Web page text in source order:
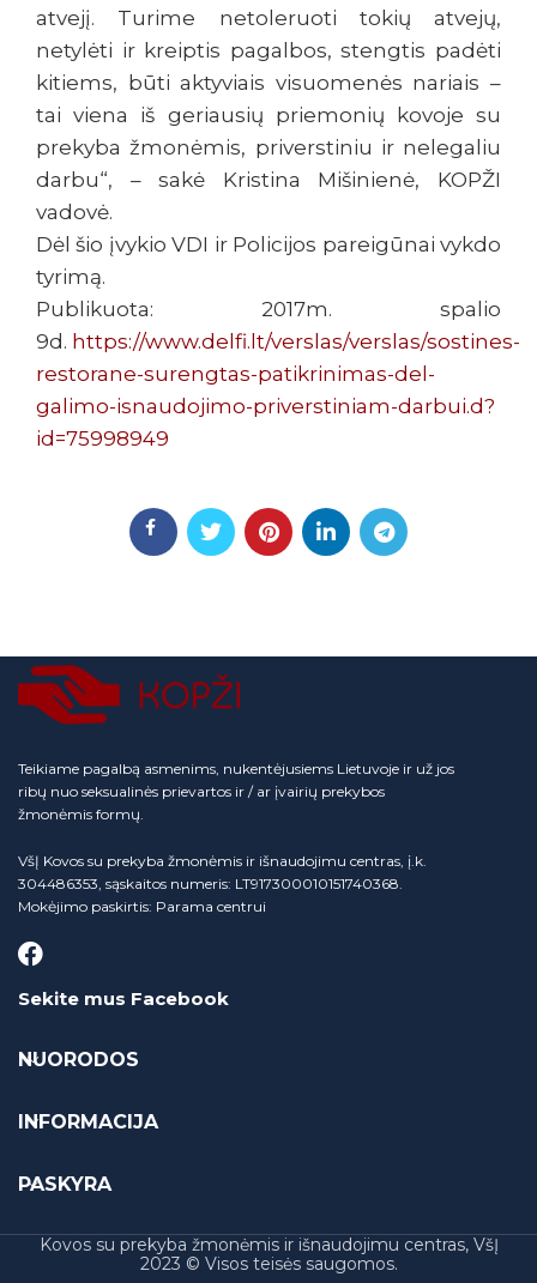
atvejį. Turime netoleruoti tokių atvejų,
netylėti ir kreiptis pagalbos, stengtis padėti
kitiems, būti aktyviais visuomenės nariais –
tai viena iš geriausių priemonių kovoje su
prekyba žmonėmis, priverstiniu ir nelegaliu
darbu“, – sakė Kristina Mišinienė, KOPŽI
vadovė.
Dėl šio įvykio VDI ir Policijos pareigūnai vykdo
tyrimą.
Publikuota: 2017m. spalio
9d. https://www.delfi.lt/verslas/verslas/sostines-
restorane-surengtas-patikrinimas-del-
galimo-isnaudojimo-priverstiniam-darbui.d?
id=75998949
Teikiame pagalbą asmenims, nukentėjusiems Lietuvoje ir už jos
ribų nuo seksualinės prievartos ir / ar įvairių prekybos
žmonėmis formų.
VšĮ Kovos su prekyba žmonėmis ir išnaudojimu centras, į.k.
304486353, sąskaitos numeris: LT917300010151740368.
Mokėjimo paskirtis: Parama centrui
Sekite mus Facebook
NUORODOS
INFORMACIJA
PASKYRA
Kovos su prekyba žmonėmis ir išnaudojimu centras, VšĮ
2023 © Visos teisės saugomos.